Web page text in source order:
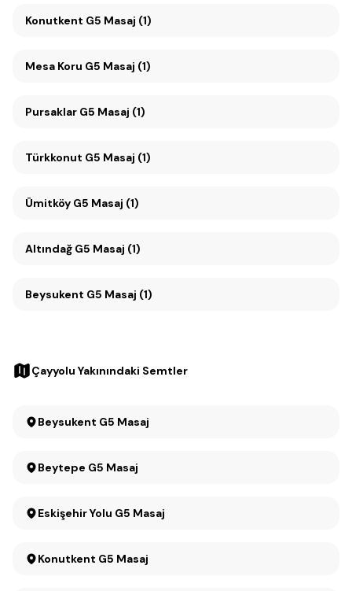
Konutkent G5 Masaj (1)
Mesa Koru G5 Masaj (1)
Pursaklar G5 Masaj (1)
Türkkonut G5 Masaj (1)
Ümitköy G5 Masaj (1)
Altındağ G5 Masaj (1)
Beysukent G5 Masaj (1)
Çayyolu Yakınındaki Semtler
Beysukent G5 Masaj
Beytepe G5 Masaj
Eskişehir Yolu G5 Masaj
Konutkent G5 Masaj